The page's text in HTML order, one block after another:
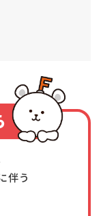
伴う